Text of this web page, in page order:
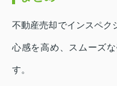
不動産売却でインスペク
心感を高め、スムーズ
す。